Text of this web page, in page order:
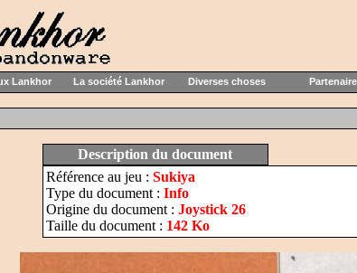
Lankhor La société Lankhor Diverses choses
Description du document
Référence au jeu : Sukiya
Type du document : Info
Origine du document : Joystick 26
Taille du document : 142 Ko